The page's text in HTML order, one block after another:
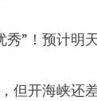
秀”！预计明
但开海峡还